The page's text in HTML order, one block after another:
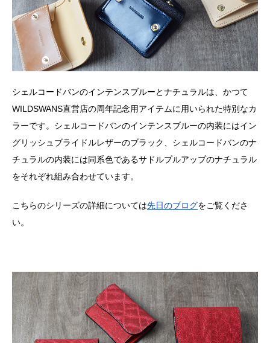
シェルコードバンのインテンスブルーとナチュラルは、かつて
WILDSWANS直営店の周年記念用アイテムに用いられた特別なカ
ラーです。シェルコードバンのインテンスブルーの内装にはイン
グリッシュブライドルレザーのブラック、シェルコードバンのナ
チュラルの内装には同系色であるサドルプルアップのナチュラル
をそれぞれ組み合わせています。
こちらのシリーズの詳細については先日のブログをご覧くださ
い。